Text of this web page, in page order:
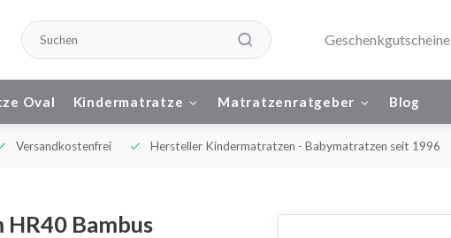
Geschenkgutscheine
Oval Kindermatratze Matratzenratgeber Blog
Versandkostenfrei Hersteller Kindermatratzen - Babymatratzen seit 1996
Bambus